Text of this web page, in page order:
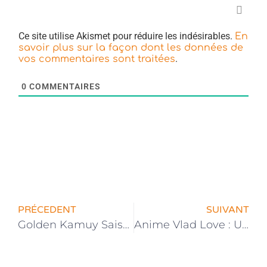
Ce site utilise Akismet pour réduire les indésirables. En
savoir plus sur la façon dont les données de
vos commentaires sont traitées.
0 COMMENTAIRES
PRÉCEDENT
Golden Kamuy Saison 3 : Date de sortie et trailer dévoilés !
SUIVANT
Anime Vlad Love : Un teaser Vidéo dévoilé